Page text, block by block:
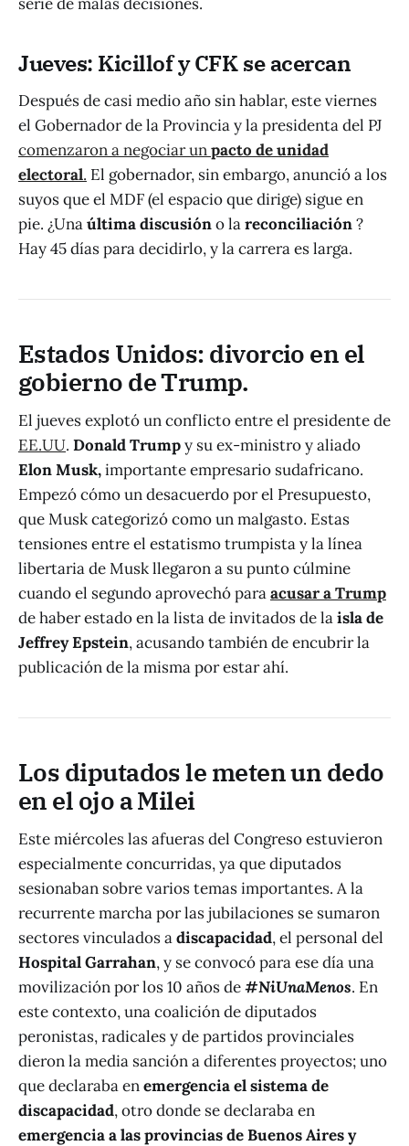
Jueves: Kicillof y CFK se acercan
Después de casi medio año sin hablar, este viernes
el Gobernador de la Provincia y la presidenta del PJ
comenzaron a negociar unpacto de unidad
electoral. El gobernador, sin embargo, anunció a los
suyos que el MDF (el espacio que dirige) sigue en
pie. ¿Unaúltima discusióno lareconciliación?
Hay 45 días para decidirlo, y la carrera es larga.
Estados Unidos: divorcio en el
gobierno de Trump.
El jueves explotó un conflicto entre el presidente de
EE.UU. Donald Trumpy su ex-ministro y aliado
Elon Musk,importante empresario sudafricano.
Empezó cómo un desacuerdo por el Presupuesto,
que Musk categorizó como un malgasto. Estas
tensiones entre el estatismo trumpista y la línea
libertaria de Musk llegaron a su punto cúlmine
cuando el segundo aprovechó paraacusar a Trump
de haber estado en la lista de invitados de laisla de
Jeffrey Epstein, acusando también de encubrir la
publicación de la misma por estar ahí.
Los diputados le meten un dedo
en el ojo a Milei
Este miércoles las afueras del Congreso estuvieron
especialmente concurridas, ya que diputados
sesionaban sobre varios temas importantes. A la
recurrente marcha por las jubilaciones se sumaron
sectores vinculados adiscapacidad, el personal del
HospitalGarrahan, y se convocó para ese día una
movilización por los 10 años de#NiUnaMenos. En
este contexto, una coalición de diputados
peronistas, radicales y de partidos provinciales
dieron la media sanción a diferentes proyectos; uno
que declaraba enemergencia el sistema de
discapacidad, otro donde se declaraba en
emergencia a las provincias de Buenos Aires y